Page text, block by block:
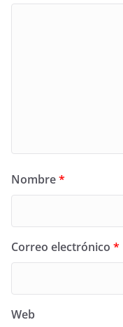
Nombre*
Correo electrónico *
Web